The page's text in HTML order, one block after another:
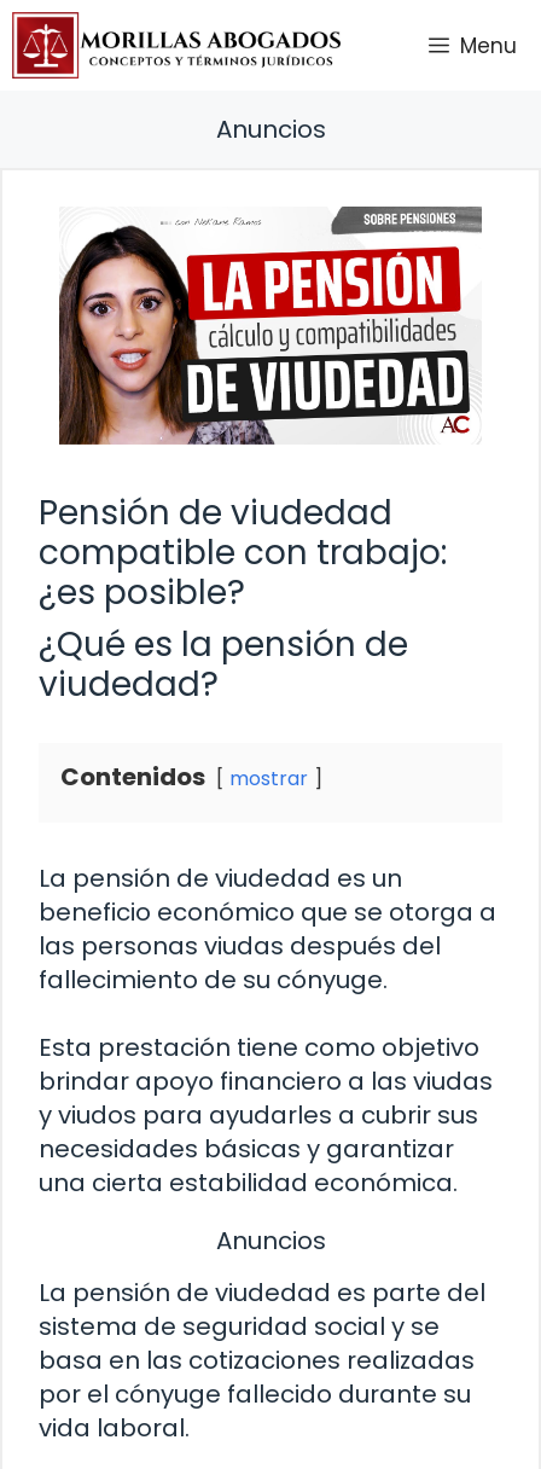
Saltar
contenido
Menu
Anuncios
Pensión de viudedad
compatible con trabajo:
¿es posible?
¿Qué es la pensión de
viudedad?
Contenidos mostrar
La pensión de viudedad es un
beneficio económico que se otorga a
las personas viudas después del
fallecimiento de su cónyuge.
Esta prestación tiene como objetivo
brindar apoyo financiero a las viudas
y viudos para ayudarles a cubrir sus
necesidades básicas y garantizar
una cierta estabilidad económica.
Anuncios
La pensión de viudedad es parte del
sistema de seguridad social y se
basa en las cotizaciones realizadas
por el cónyuge fallecido durante su
vida laboral.